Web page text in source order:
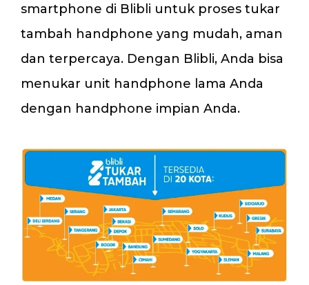
smartphone di Blibli untuk proses tukar
tambah handphone yang mudah, aman
dan terpercaya. Dengan Blibli, Anda bisa
menukar unit handphone lama Anda
dengan handphone impian Anda.